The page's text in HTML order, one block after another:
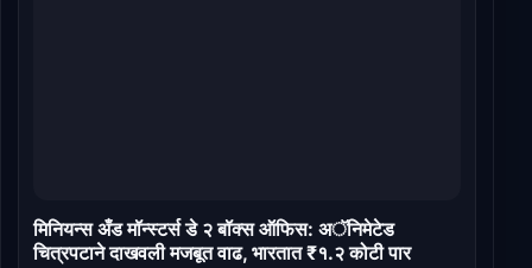
मिनियन्स अँड मॉन्स्टर्स डे २ बॉक्स ऑफिस: अॅनिमेटेड
चित्रपटाने दाखवली मजबूत वाढ, भारतात ₹१.२ कोटी पार